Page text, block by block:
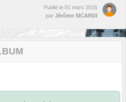
Publié le 01 mars 2016
par Jérôme SICARDI